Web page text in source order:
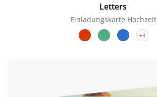
Letters
Einladungskarte Hochzeit
+3